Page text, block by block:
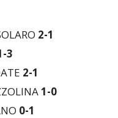
3
0-1